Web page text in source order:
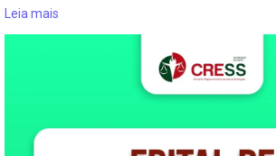
Leia mais